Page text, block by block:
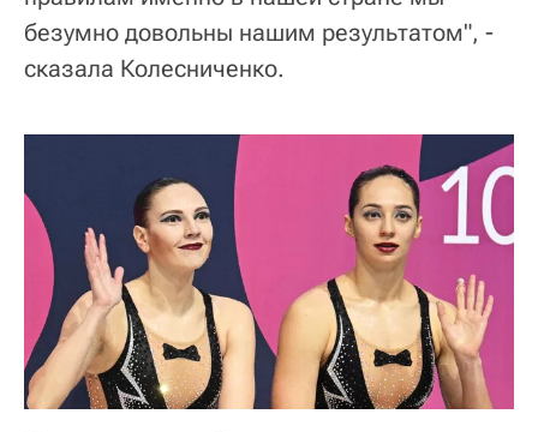
безумно довольны нашим результатом", -
сказала Колесниченко.